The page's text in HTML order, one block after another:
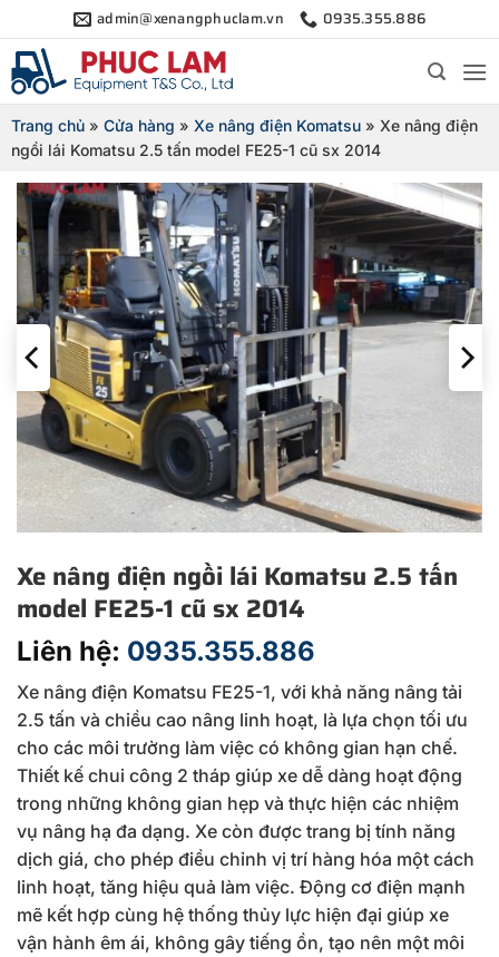
qua
nội
dung
admin@xenangphuclam.vn 0935.355.886
Trang chủ » Cửa hàng » Xe nâng điện Komatsu » Xe nâng điện
ngồi lái Komatsu 2.5 tấn model FE25-1 cũ sx 2014
Xe nâng điện ngồi lái Komatsu 2.5 tấn
model FE25-1 cũ sx 2014
Liên hệ: 0935.355.886
Xe nâng điện Komatsu FE25-1, với khả năng nâng tải
2.5 tấn và chiều cao nâng linh hoạt, là lựa chọn tối ưu
cho các môi trường làm việc có không gian hạn chế.
Thiết kế chui công 2 tháp giúp xe dễ dàng hoạt động
trong những không gian hẹp và thực hiện các nhiệm
vụ nâng hạ đa dạng. Xe còn được trang bị tính năng
dịch giá, cho phép điều chỉnh vị trí hàng hóa một cách
linh hoạt, tăng hiệu quả làm việc. Động cơ điện mạnh
mẽ kết hợp cùng hệ thống thủy lực hiện đại giúp xe
vận hành êm ái, không gây tiếng ồn, tạo nên một môi